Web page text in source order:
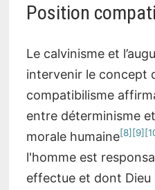
Position
Le calvinisme et
intervenir le concept
compatibilisme
entre déterminisme
morale humaine[8] [9]
l'homme est
effectue et dont Dieu